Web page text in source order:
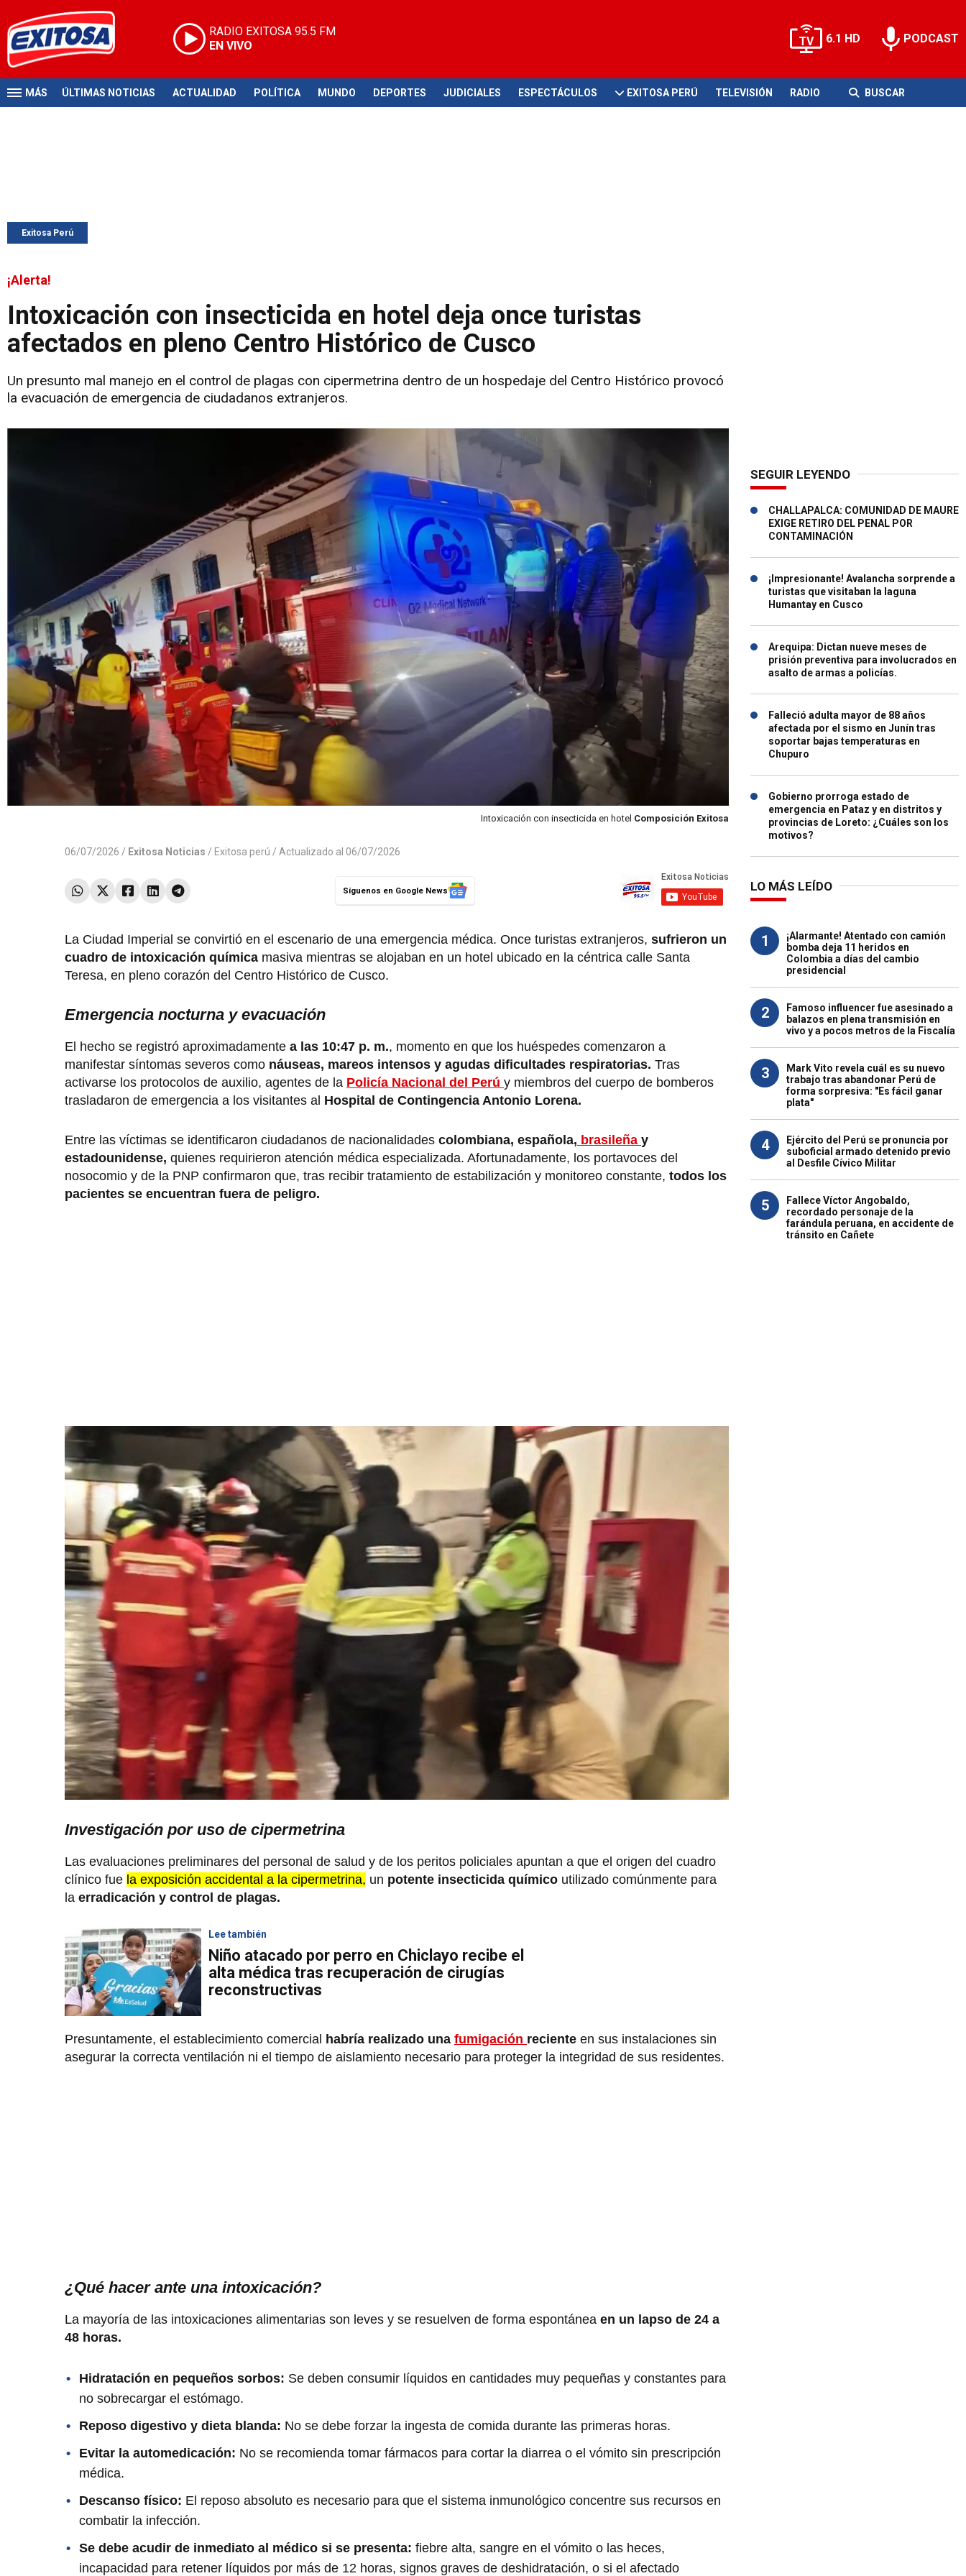
RADIO EXITOSA 95.5 FM
EN VIVO
6.1 HD PODCAST
MÁS ÚLTIMAS NOTICIAS ACTUALIDAD POLÍTICA MUNDO DEPORTES JUDICIALES ESPECTÁCULOS EXITOSA PERÚ TELEVISIÓN RADIO BUSCAR
Exitosa Perú
¡Alerta!
Intoxicación con insecticida en hotel deja once turistas
afectados en pleno Centro Histórico de Cusco
Un presunto mal manejo en el control de plagas con cipermetrina dentro de un hospedaje del Centro Histórico provocó
la evacuación de emergencia de ciudadanos extranjeros.
Intoxicación con insecticida en hotel Composición Exitosa
06/07/2026 / Exitosa Noticias / Exitosa perú / Actualizado al 06/07/2026
Síguenos en Google News
La Ciudad Imperial se convirtió en el escenario de una emergencia médica. Once turistas extranjeros, sufrieron un
cuadro de intoxicación química masiva mientras se alojaban en un hotel ubicado en la céntrica calle Santa
Teresa, en pleno corazón del Centro Histórico de Cusco.
Emergencia nocturna y evacuación
El hecho se registró aproximadamente a las 10:47 p. m., momento en que los huéspedes comenzaron a
manifestar síntomas severos como náuseas, mareos intensos y agudas dificultades respiratorias. Tras
activarse los protocolos de auxilio, agentes de la Policía Nacional del Perú y miembros del cuerpo de bomberos
trasladaron de emergencia a los visitantes al Hospital de Contingencia Antonio Lorena.
Entre las víctimas se identificaron ciudadanos de nacionalidades colombiana, española, brasileña y
estadounidense, quienes requirieron atención médica especializada. Afortunadamente, los portavoces del
nosocomio y de la PNP confirmaron que, tras recibir tratamiento de estabilización y monitoreo constante, todos los
pacientes se encuentran fuera de peligro.
Investigación por uso de cipermetrina
Las evaluaciones preliminares del personal de salud y de los peritos policiales apuntan a que el origen del cuadro
clínico fue la exposición accidental a la cipermetrina, un potente insecticida químico utilizado comúnmente para
la erradicación y control de plagas.
Lee también
Niño atacado por perro en Chiclayo recibe el
alta médica tras recuperación de cirugías
reconstructivas
Presuntamente, el establecimiento comercial habría realizado una fumigación reciente en sus instalaciones sin
asegurar la correcta ventilación ni el tiempo de aislamiento necesario para proteger la integridad de sus residentes.
¿Qué hacer ante una intoxicación?
La mayoría de las intoxicaciones alimentarias son leves y se resuelven de forma espontánea en un lapso de 24 a
48 horas.
Hidratación en pequeños sorbos: Se deben consumir líquidos en cantidades muy pequeñas y constantes para
no sobrecargar el estómago.
Reposo digestivo y dieta blanda: No se debe forzar la ingesta de comida durante las primeras horas.
Evitar la automedicación: No se recomienda tomar fármacos para cortar la diarrea o el vómito sin prescripción
médica.
Descanso físico: El reposo absoluto es necesario para que el sistema inmunológico concentre sus recursos en
combatir la infección.
Se debe acudir de inmediato al médico si se presenta: fiebre alta, sangre en el vómito o las heces,
incapacidad para retener líquidos por más de 12 horas, signos graves de deshidratación, o si el afectado
SEGUIR LEYENDO
CHALLAPALCA: COMUNIDAD DE MAURE
EXIGE RETIRO DEL PENAL POR
CONTAMINACIÓN
¡Impresionante! Avalancha sorprende a
turistas que visitaban la laguna
Humantay en Cusco
Arequipa: Dictan nueve meses de
prisión preventiva para involucrados en
asalto de armas a policías.
Falleció adulta mayor de 88 años
afectada por el sismo en Junín tras
soportar bajas temperaturas en
Chupuro
Gobierno prorroga estado de
emergencia en Pataz y en distritos y
provincias de Loreto: ¿Cuáles son los
motivos?
LO MÁS LEÍDO
1
¡Alarmante! Atentado con camión
bomba deja 11 heridos en
Colombia a días del cambio
presidencial
2
Famoso influencer fue asesinado a
balazos en plena transmisión en
vivo y a pocos metros de la Fiscalía
3
Mark Vito revela cuál es su nuevo
trabajo tras abandonar Perú de
forma sorpresiva: "Es fácil ganar
plata"
4
Ejército del Perú se pronuncia por
suboficial armado detenido previo
al Desfile Cívico Militar
5
Fallece Víctor Angobaldo,
recordado personaje de la
farándula peruana, en accidente de
tránsito en Cañete